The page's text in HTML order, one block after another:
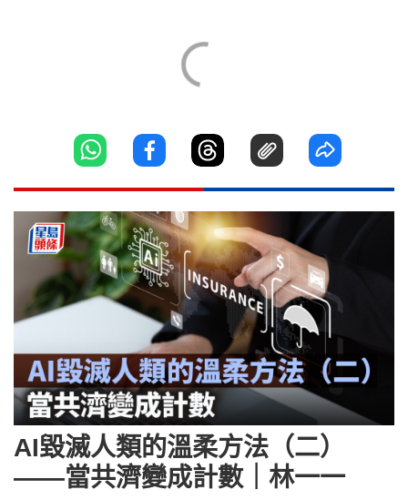
AI毀滅人類的溫柔方法（二）
——當共濟變成計數｜林一一